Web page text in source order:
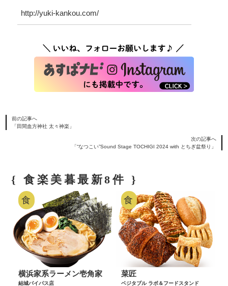
http://yuki-kankou.com/
前の記事へ
「田間血方神社 太々神楽」
次の記事へ
「“なつこい”Sound Stage TOCHIGI 2024 with とちぎ盆祭り」
{ 食楽美暮最新8件 }
食
横浜家系ラーメン壱角家
結城バイパス店
食
菜匠
ベジタブル ラボ＆フードスタンド